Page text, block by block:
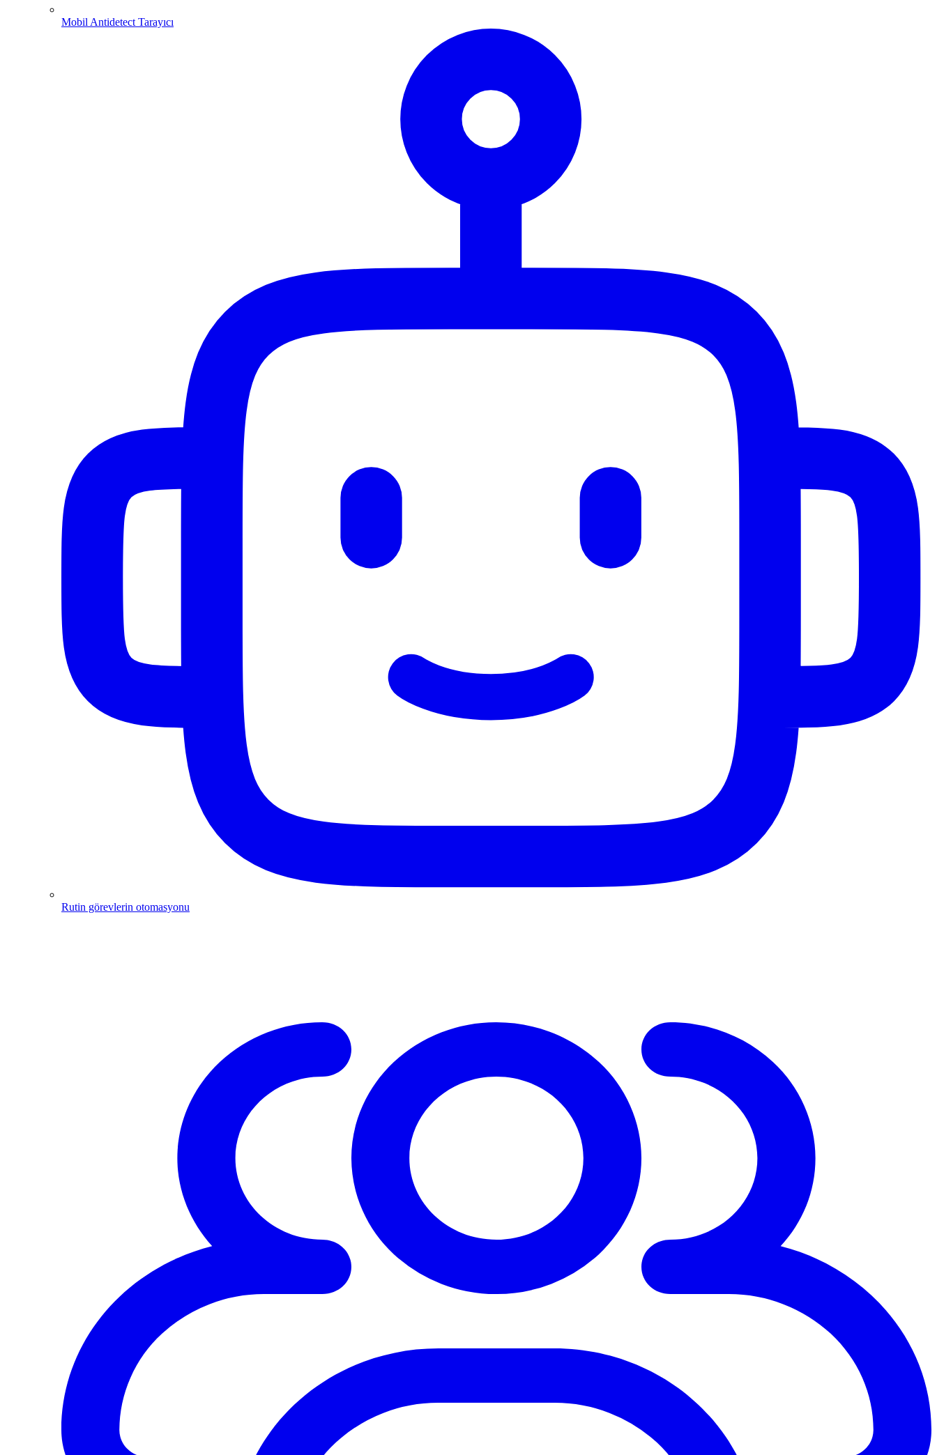
Mobil Antidetect Tarayıcı
Rutin görevlerin otomasyonu